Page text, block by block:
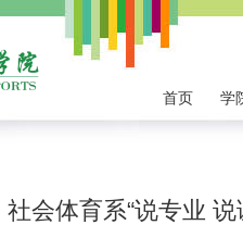
首页 学
社会体育系“说专业